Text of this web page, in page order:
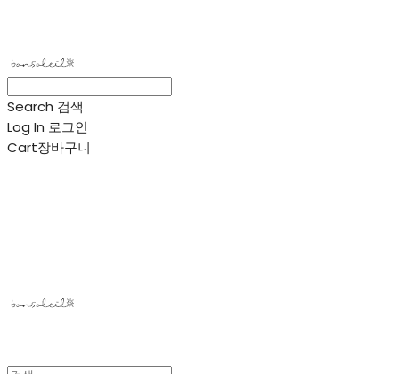
Search 검색
Log In 로그인
Cart장바구니